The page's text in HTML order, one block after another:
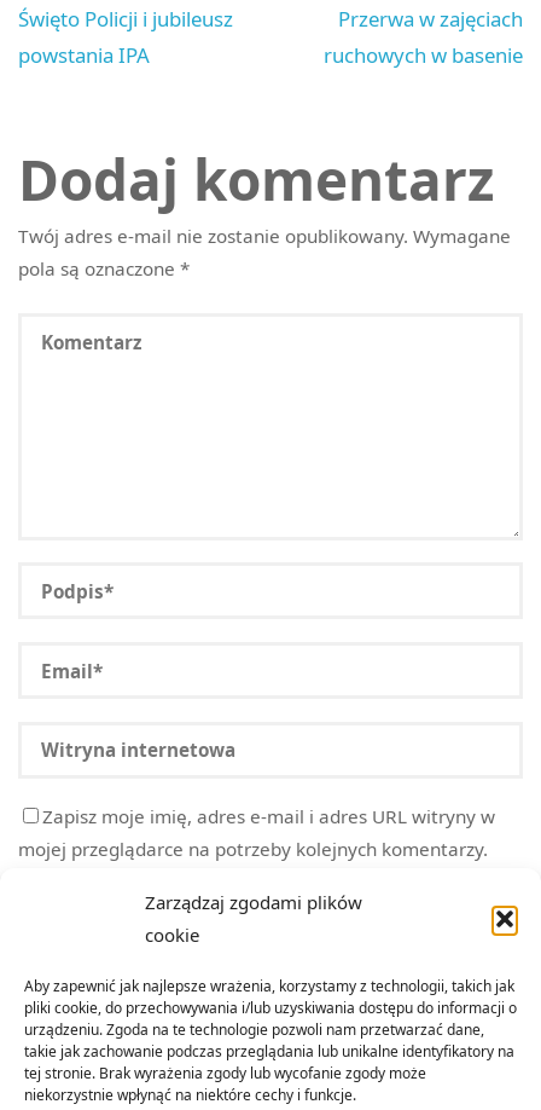
Zarządzaj zgodami plików
cookie
Aby zapewnić jak najlepsze wrażenia, korzystamy z technologii, takich jak
pliki cookie, do przechowywania i/lub uzyskiwania dostępu do informacji o
urządzeniu. Zgoda na te technologie pozwoli nam przetwarzać dane,
takie jak zachowanie podczas przeglądania lub unikalne identyfikatory na
tej stronie. Brak wyrażenia zgody lub wycofanie zgody może
niekorzystnie wpłynąć na niektóre cechy i funkcje.
Święto Policji i jubileusz
powstania IPA
Przerwa w zajęciach
ruchowych w basenie
Dodaj komentarz
Twój adres e-mail nie zostanie opublikowany. Wymagane
pola są oznaczone*
Zapisz moje imię, adres e-mail i adres URL witryny w
mojej przeglądarce na potrzeby kolejnych komentarzy.